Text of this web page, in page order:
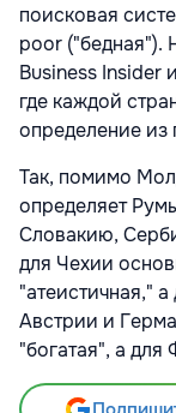
поисковая
poor ("бедная").
Business Insider
где каждой
определение из
Так, помимо
определяет
Словакию,
для Чехии
"атеистичная,"
Австрии и
"богатая", а для